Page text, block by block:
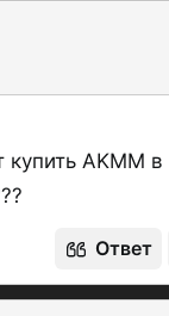
купить AKMM
Ответ